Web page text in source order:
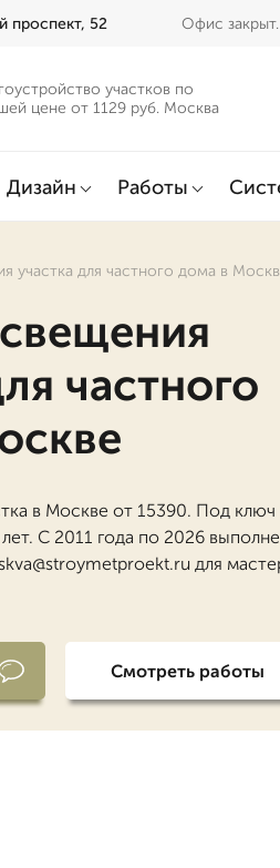
проспект, 52 Офис
участков по
цене от 1129 руб. Москва
Дизайн Работы
участка для частного дома в
частного
в Москве от 15390. Под ключ
С 2011 года по 2026
для
Смотреть работы